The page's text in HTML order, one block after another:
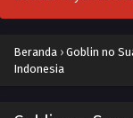
Beranda › Goblin no
Indonesia